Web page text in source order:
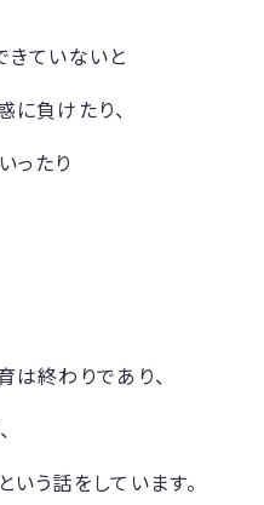
きていないと
に負けたり、
ったり
は終わりであり、
う話をしています。